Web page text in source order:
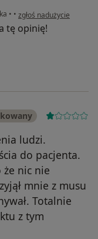
• • w opinii użytkownika X
zgłoś nadużycie
tę opinię!
ludzi.
do pacjenta.
że nic nie
mnie z musu
Totalnie
z tym